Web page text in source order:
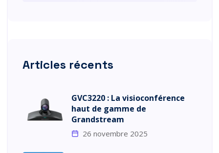
Articles récents
GVC3220 : La visioconférence
haut de gamme de
Grandstream
26 novembre 2025